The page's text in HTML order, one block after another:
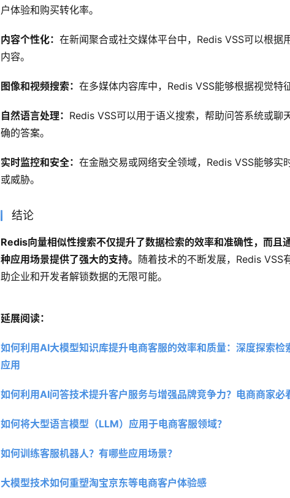
户体验和购买转化率。
内容个性化：在新闻聚合或社交媒体平台中，Redis VSS可以根据
内容。
图像和视频搜索：在多媒体内容库中，Redis VSS能够根据视觉特
自然语言处理： Redis VSS可以用于语义搜索，帮助问答系统或聊
确的答案。
实时监控和安全：在金融交易或网络安全领域，Redis VSS能够实
或威胁。
结论
Redis向量相似性搜索不仅提升了数据检索的效率和准确性，而且
种应用场景提供了强大的支持。 随着技术的不断发展，Redis VSS
助企业和开发者解锁数据的无限可能。
延展阅读：
如何利用AI大模型知识库提升电商客服的效率和质量：深度探索检
应用
如何利用AI问答技术提升客户服务与增强品牌竞争力？电商商家必
如何将大型语言模型（LLM）应用于电商客服领域？
如何训练客服机器人？有哪些应用场景？
大模型技术如何重塑淘宝京东等电商客户体验感